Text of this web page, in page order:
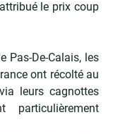
le prix coup
Pas-De-Calais, les
ont récolté au
leurs cagnottes